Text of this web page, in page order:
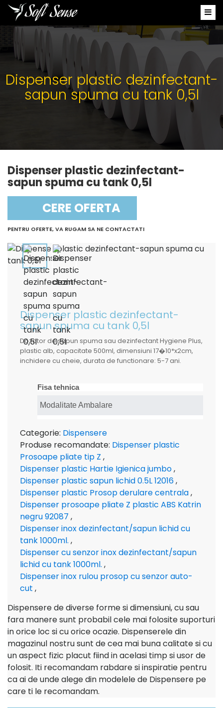
Dispenser plastic dezinfectant-
sapun spuma cu tank 0,5l
Dispenser plastic dezinfectant-
sapun spuma cu tank 0,5l
CERE OFERTA
PENTRU OFERTE, VA RUGAM SA NE CONTACTATI
Dispenser plastic dezinfectant-
sapun spuma cu tank 0,5l
Dozator de sapun spuma sau dezinfectant Hygiene Plus,
plastic alb, capacitate 500ml, dimensiuni 17�10*x2cm,
inchidere cu cheie, durata de functionare: 5-7 ani.
Fisa tehnica
Modalitate Ambalare
Categorie: Dispensere
Produse recomandate: Dispenser plastic
Prosoape pliate tip Z ,
Dispenser plastic Hartie Igienica jumbo,
Dispenser plastic sapun lichid 0.5L 12016,
Dispenser plastic Prosop derulare centrala,
Dispenser prosoape pliate Z plastic ABS Katrin
negru 92087 ,
Dispenser inox dezinfectant/sapun lichid cu
tank 1000ml. ,
Dispenser cu senzor inox dezinfectant/sapun
lichid cu tank 1000ml. ,
Dispenser inox rulou prosop cu senzor auto-
cut ,
Dispensere de diverse forme si dimensiuni, cu sau
fara manere sunt probabil cele mai folosite suporturi
in orice loc si cu orice ocazie. Dispenserele din
magazinul nostru sunt de cea mai buna calitate si cu
un aspect fizic placut fiind in acelasi timp si usor de
folosit. Iti recomandam rabdare si inspiratie pentru
ca ai de unde alege din modelele de Dispensere pe
care ti le recomandam.